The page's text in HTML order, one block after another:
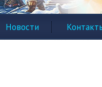
Новости